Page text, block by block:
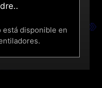
está disponible en